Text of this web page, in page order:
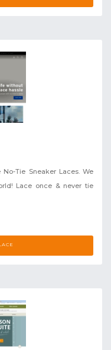
Tie Sneaker Laces. We
Lace once & never tie